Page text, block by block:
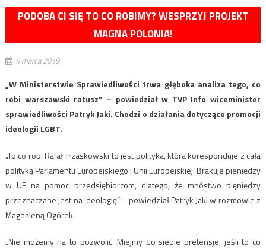
PODOBA CI SIĘ TO CO ROBIMY? WESPRZYJ PROJEKT
MAGNA POLONIA!
4 marca 2019
„W Ministerstwie Sprawiedliwości trwa głęboka analiza tego, co
robi warszawski ratusz” – powiedział w TVP Info wiceminister
sprawiedliwości Patryk Jaki. Chodzi o działania dotyczące promocji
ideologii LGBT.
„To co robi Rafał Trzaskowski to jest polityka, która koresponduje z całą
polityką Parlamentu Europejskiego i Unii Europejskiej. Brakuje pieniędzy
w UE na pomoc przedsiębiorcom, dlatego, że mnóstwo pięniędzy
przeznaczane jest na ideologię” – powiedział Patryk Jaki w rozmowie z
Magdaleną Ogórek.
„Nie możemy na to pozwolić. Miejmy do siebie pretensje, jeśli to co